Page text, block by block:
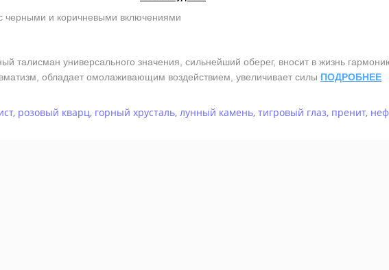
черными и коричневыми включениями
талисман универсального значения, сильнейший оберег, вносит в жизнь
обладает омолаживающим воздействием, увеличивает силы ПОДРОБНЕЕ
, розовый кварц, горный хрусталь, лунный камень, тигровый глаз, пренит,